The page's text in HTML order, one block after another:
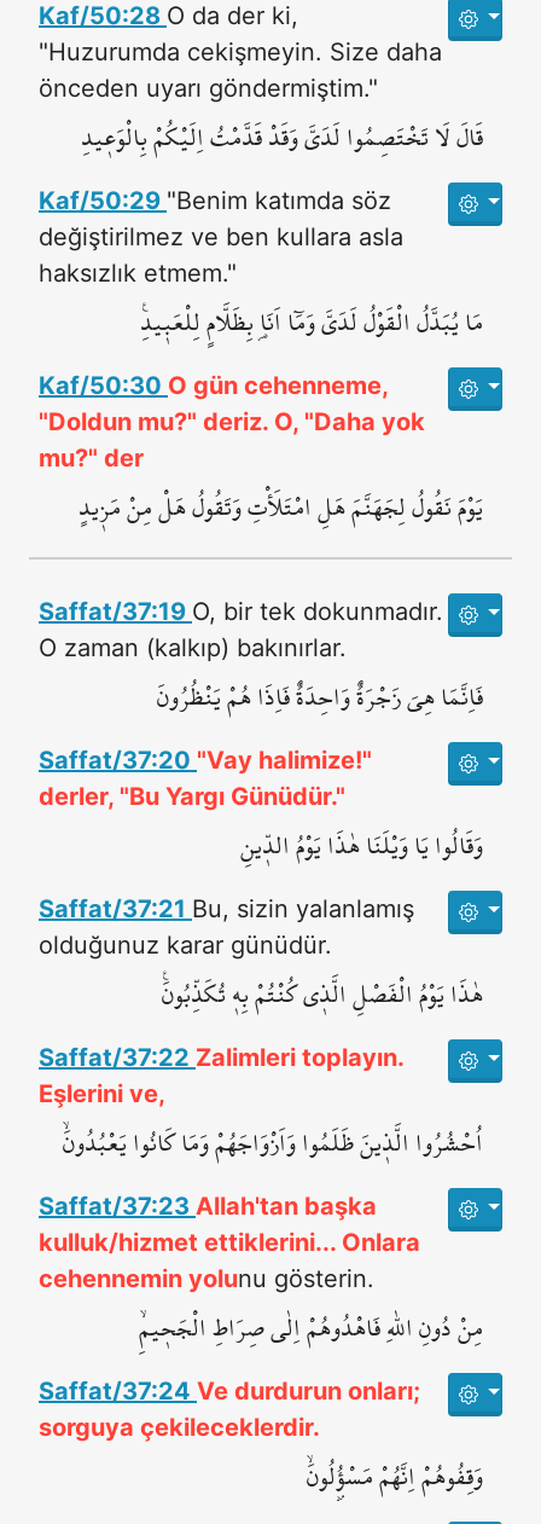
Kaf/50:28 O da der ki,
"Huzurumda cekişmeyin. Size daha
önceden uyarı göndermiştim."
قَالَ لَا تَخْتَصِمُوا لَدَيَّ وَقَدْ قَدَّمْتُ اِلَيْكُمْ بِالْوَع۪يدِ
Kaf/50:29 "Benim katımda söz
değiştirilmez ve ben kullara asla
haksızlık etmem."
مَا يُبَدَّلُ الْقَوْلُ لَدَيَّ وَمَٓا اَنَا۬ بِظَلَّامٍ لِلْعَب۪يدِ۟
Kaf/50:30 O gün cehenneme,
"Doldun mu?" deriz. O, "Daha yok
mu?" der
يَوْمَ نَقُولُ لِجَهَنَّمَ هَلِ امْتَلَأْتِ وَتَقُولُ هَلْ مِنْ مَز۪يدٍ
Saffat/37:19 O, bir tek dokunmadır.
O zaman (kalkıp) bakınırlar.
فَاِنَّمَا هِيَ زَجْرَةٌ وَاحِدَةٌ فَاِذَا هُمْ يَنْظُرُونَ
Saffat/37:20 "Vay halimize!"
derler, "Bu Yargı Günüdür."
وَقَالُوا يَا وَيْلَنَا هٰذَا يَوْمُ الدّ۪ينِ
Saffat/37:21 Bu, sizin yalanlamış
olduğunuz karar günüdür.
هٰذَا يَوْمُ الْفَصْلِ الَّذ۪ي كُنْتُمْ بِه۪ تُكَذِّبُونَ۟
Saffat/37:22 Zalimleri toplayın.
Eşlerini ve,
اُحْشُرُوا الَّذ۪ينَ ظَلَمُوا وَاَزْوَاجَهُمْ وَمَا كَانُوا يَعْبُدُونَۙ
Saffat/37:23 Allah'tan başka
kulluk/hizmet ettiklerini... Onlara
cehennemin yolunu gösterin.
مِنْ دُونِ اللّٰهِ فَاهْدُوهُمْ اِلٰى صِرَاطِ الْجَح۪يمِۙ
Saffat/37:24 Ve durdurun onları;
sorguya çekileceklerdir.
وَقِفُوهُمْ اِنَّهُمْ مَسْؤُ۫لُونَۙ